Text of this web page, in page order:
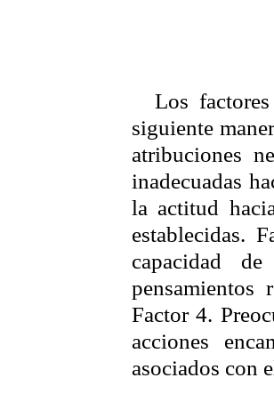
Los
siguiente
atribuciones
inadecuadas
la actitud
establecidas.
capacidad
pensamientos
Factor 4.
acciones
asociados con